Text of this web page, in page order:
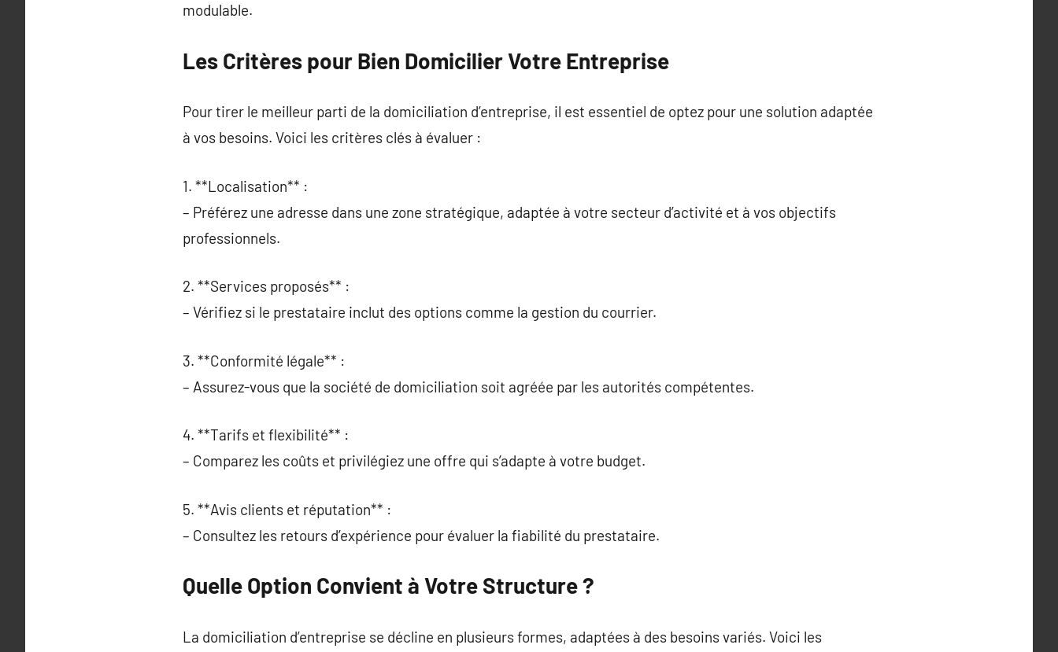
modulable.
Les Critères pour Bien Domicilier Votre Entreprise
Pour tirer le meilleur parti de la domiciliation d’entreprise, il est essentiel de optez pour une solution adaptée
à vos besoins. Voici les critères clés à évaluer :
1. **Localisation** :
– Préférez une adresse dans une zone stratégique, adaptée à votre secteur d’activité et à vos objectifs
professionnels.
2. **Services proposés** :
– Vérifiez si le prestataire inclut des options comme la gestion du courrier.
3. **Conformité légale** :
– Assurez-vous que la société de domiciliation soit agréée par les autorités compétentes.
4. **Tarifs et flexibilité** :
– Comparez les coûts et privilégiez une offre qui s’adapte à votre budget.
5. **Avis clients et réputation** :
– Consultez les retours d’expérience pour évaluer la fiabilité du prestataire.
Quelle Option Convient à Votre Structure ?
La domiciliation d’entreprise se décline en plusieurs formes, adaptées à des besoins variés. Voici les